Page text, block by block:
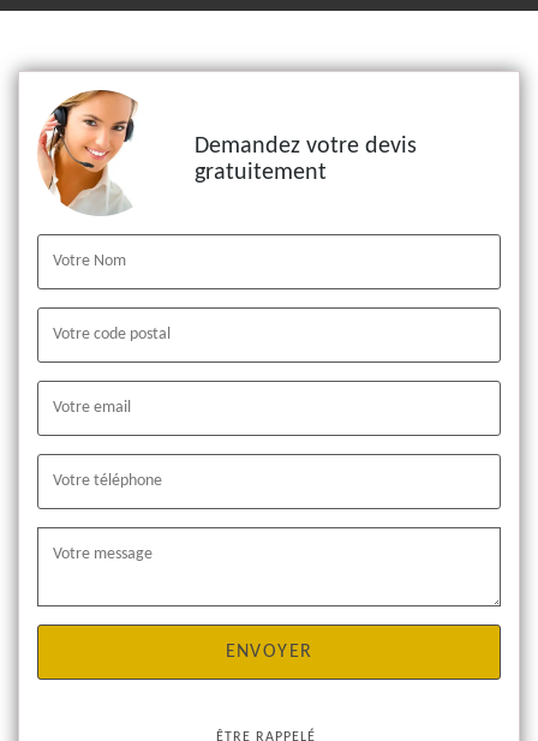
Demandez votre devis
gratuitement
ÊTRE RAPPELÉ